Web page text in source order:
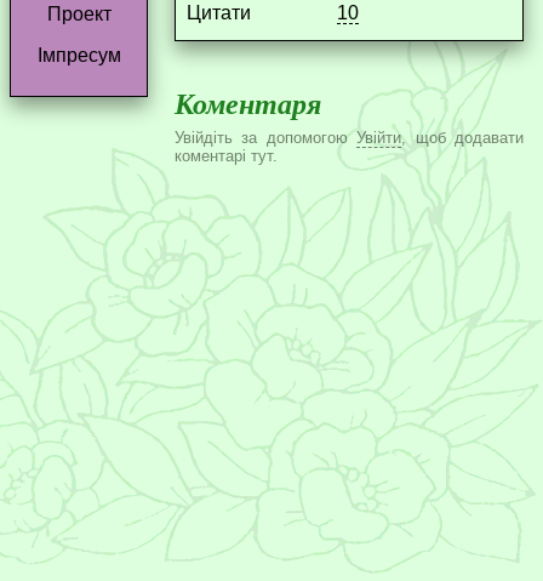
Проект
Імпресум
Цитати
10
Коментаря
Увійдіть за допомогоюУвійти, щоб додавати
коментарі тут.